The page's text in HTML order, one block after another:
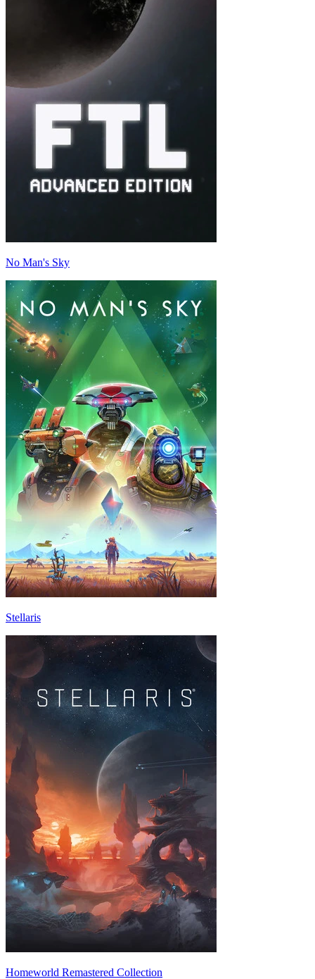
No Man's Sky
Stellaris
Homeworld Remastered Collection